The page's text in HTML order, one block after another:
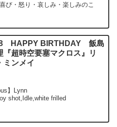
び・怒り・哀しみ・楽しみのこ
HAPPY BIRTHDAY 飯島
『超時空要塞マクロス』リ
ミンメイ
】Lynn
shot,Idle,white frilled